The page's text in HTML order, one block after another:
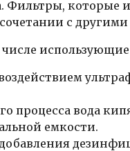
Фильтры, которые
с
числе
процесса вода
емкости.